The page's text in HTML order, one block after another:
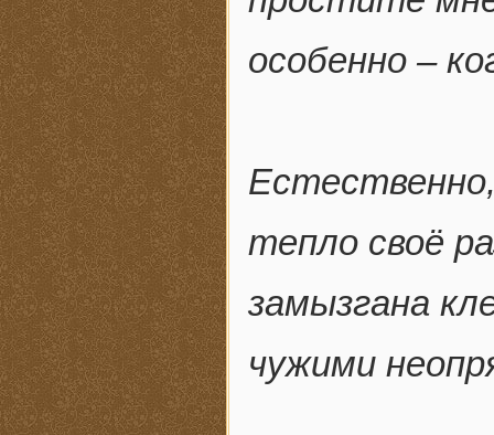
особенно –
тепло своё
замызгана
чужими